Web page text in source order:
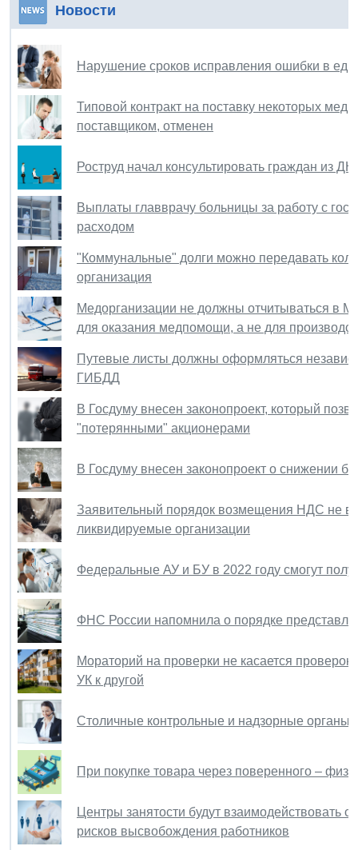
Новости
Нарушение сроков исправления ошибки в
Типовой контракт на поставку некоторых
поставщиком, отменен
Роструд начал консультировать граждан из
Выплаты главврачу больницы за работу с
расходом
"Коммунальные" долги можно передавать
организация
Медорганизации не должны отчитываться в
для оказания медпомощи, а не для
Путевые листы должны оформляться
ГИБДД
В Госдуму внесен законопроект, который
"потерянными" акционерами
В Госдуму внесен законопроект о снижении
Заявительный порядок возмещения НДС не
ликвидируемые организации
Федеральные АУ и БУ в 2022 году смогут
ФНС России напомнила о порядке
Мораторий на проверки не касается
УК к другой
Столичные контрольные и надзорные органы
При покупке товара через поверенного –
Центры занятости будут взаимодействовать
рисков высвобождения работников